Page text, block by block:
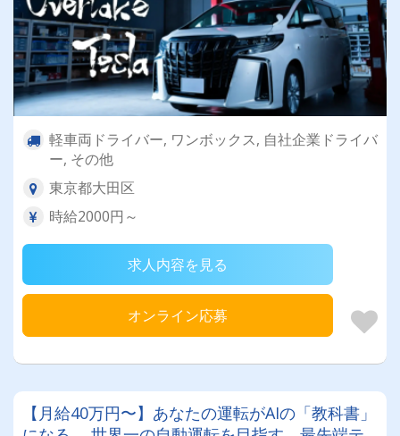
軽車両ドライバー, ワンボックス, 自社企業ドライバ
ー, その他
東京都大田区
時給2000円～
求人内容を見る
オンライン応募
【月給40万円〜】あなたの運転がAIの「教科書」